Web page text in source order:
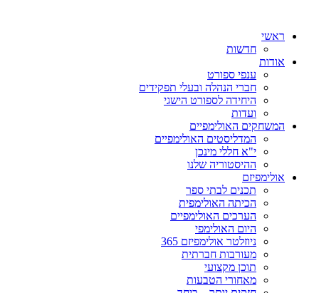
ראשי
חדשות
אודות
ענפי ספורט
חברי הנהלה ובעלי תפקידים
היחידה לספורט הישגי
ועדות
המשחקים האולימפיים
המדליסטים האולימפיים
י"א חללי מינכן
ההיסטוריה שלנו
אולימפיזם
תכנים לבתי ספר
הכיתה האולימפית
הערכים האולימפיים
היום האולימפי
ניוזלטר אולימפיזם 365
מעורבות חברתית
תוכן מקצועי
מאחורי הטבעות